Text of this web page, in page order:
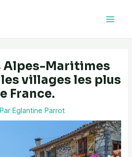
Alpes-Maritimes
villages les plus
France.
Eglantine Parrot